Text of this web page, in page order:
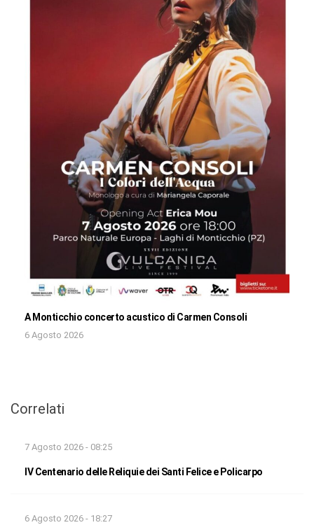
A Monticchio concerto acustico di Carmen Consoli
6 Agosto 2026
Correlati
7 Agosto 2026 - 08:25
IV Centenario delle Reliquie dei Santi Felice e Policarpo
6 Agosto 2026 - 18:27